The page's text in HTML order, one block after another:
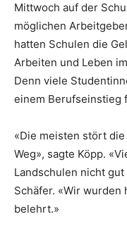
Mittwoch auf der
möglichen
hatten Schulen die
Arbeiten und Leben
Denn viele
einem Berufseinstieg
«Die meisten stört
Weg», sagte Köpp.
Landschulen nicht
Schäfer. «Wir
belehrt.»